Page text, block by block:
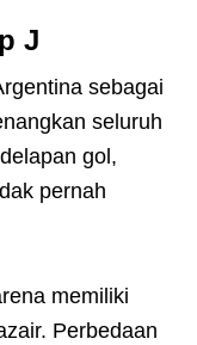
J
sebagai
seluruh
gol,
pernah
memiliki
Perbedaan